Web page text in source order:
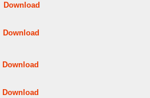
Download
Download
Download
Download